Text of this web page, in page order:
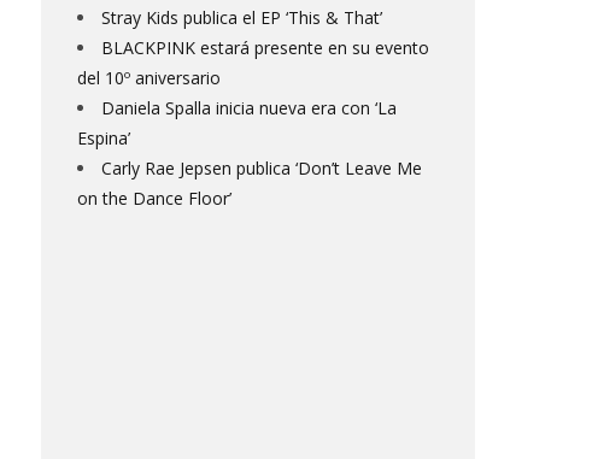
Stray Kids publica el EP ‘This & That’
BLACKPINK estará presente en su evento
del 10º aniversario
Daniela Spalla inicia nueva era con ‘La
Espina’
Carly Rae Jepsen publica ‘Don’t Leave Me
on the Dance Floor’